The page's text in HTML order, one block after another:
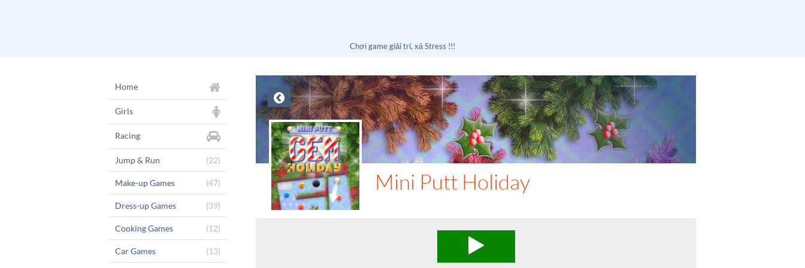
Chơi game giải trí, xả Stress !!!
Home
Girls
Racing
(22)
Jump & Run
(47)
Make-up Games
(39)
Dress-up Games
(12)
Cooking Games
(13)
Car Games
Mini Putt Holiday